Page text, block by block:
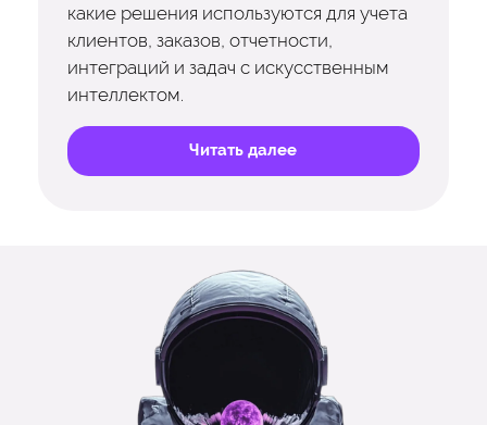
какие решения используются для учета
клиентов, заказов, отчетности,
интеграций и задач с искусственным
интеллектом.
Читать далее